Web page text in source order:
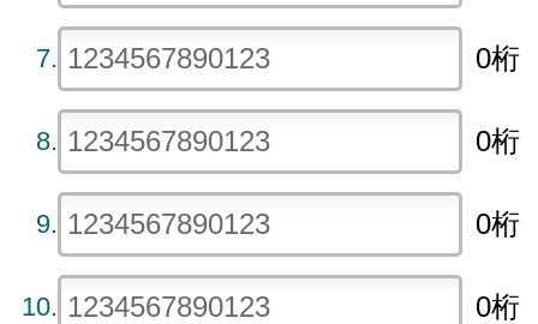
7. 0桁
8. 0桁
9. 0桁
10. 0桁